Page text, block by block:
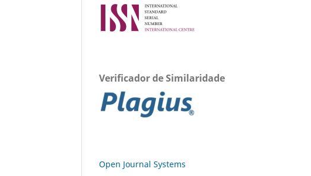
Verificador de Similaridade
Open Journal Systems